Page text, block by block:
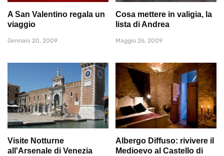
A San Valentino regala un
viaggio
Gennaio 20, 2009
Cosa mettere in valigia, la
lista di Andrea
Maggio 26, 2009
Visite Notturne
all'Arsenale di Venezia
Albergo Diffuso: rivivere il
Medioevo al Castello di